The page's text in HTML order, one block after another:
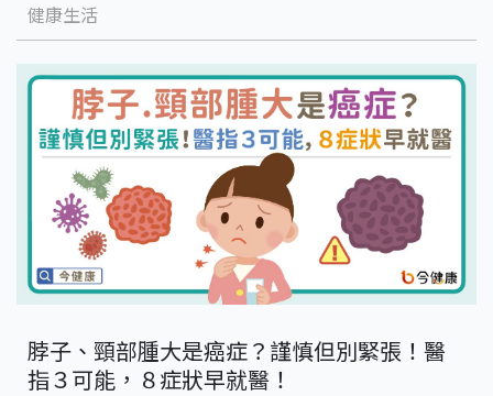
健康生活
脖子、頸部腫大是癌症？謹慎但別緊張！醫
指３可能，８症狀早就醫！